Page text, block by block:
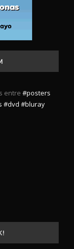
entre #posters
#dvd #bluray